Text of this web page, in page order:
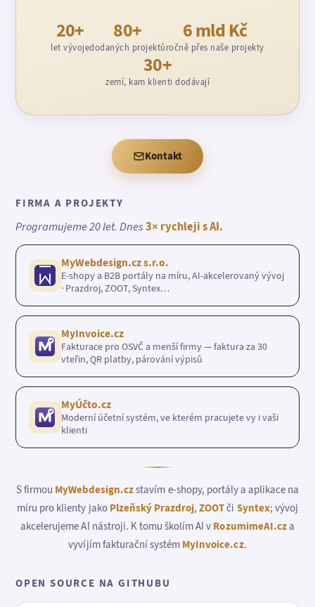
20+
let vývoje
80+
dodaných projektů
6 mld Kč
ročně přes naše projekty
30+
zemí, kam klienti dodávají
Kontakt
FIRMA A PROJEKTY
Programujeme 20 let. Dnes3× rychleji s AI.
MyWebdesign.cz s.r.o.
E-shopy a B2B portály na míru, AI-akcelerovaný vývoj
· Prazdroj, ZOOT, Syntex…
MyInvoice.cz
Fakturace pro OSVČ a menší firmy — faktura za 30
vteřin, QR platby, párování výpisů
MyÚčto.cz
Moderní účetní systém, ve kterém pracujete vy i vaši
klienti
S firmou MyWebdesign.czstavím e-shopy, portály a aplikace na
míru pro klienty jako Plzeňský Prazdroj,ZOOTči Syntex; vývoj
akcelerujeme AI nástroji. K tomu školím AI v RozumimeAI.cza
vyvíjím fakturační systém MyInvoice.cz.
OPEN SOURCE NA GITHUBU